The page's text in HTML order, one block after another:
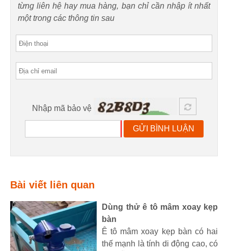
từng liên hệ hay mua hàng, bạn chỉ cần nhập ít nhất
một trong các thông tin sau
Nhập mã bảo vệ
GỬI BÌNH LUẬN
Bài viết liên quan
Dùng thử ê tô mâm xoay kẹp
bàn
Ê tô mâm xoay kẹp bàn có hai
thế mạnh là tính di động cao, có